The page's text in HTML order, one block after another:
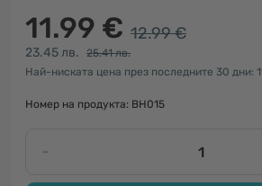
11.99 € 12.99 €
23.45 лв.
25.41 лв.
Най-ниската цена през последните 30 дни:
Номер на продукта: BH015
-